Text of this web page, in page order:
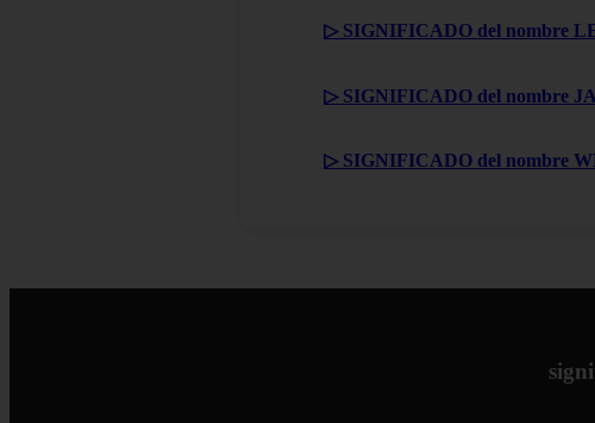
▷ SIGNIFICADO del nombre
▷ SIGNIFICADO del nombre
▷ SIGNIFICADO del nombre